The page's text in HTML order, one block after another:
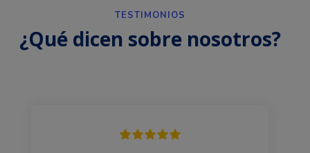
TESTIMONIOS
¿Qué dicen sobre nosotros?